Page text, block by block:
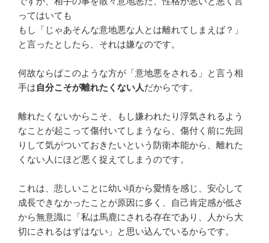
ってはいても
もし「じゃあそんな意地悪な人とは離れてしまえば？」
と言ったとしたら、それは嫌なのです。
何故ならばこのような方が「意地悪をされる」と言う相
手は自分こそが離れたくない人だからです。
離れたくないからこそ、もし嫌われたり浮気されるよう
なことが起こって傷付いてしまうなら、傷付く前に先回
りして気がついておきたいという防衛本能から、離れた
くない人にほど悪く捉えてしまうのです。
これは、悲しいことに幼い頃から愛情を感じ、安心して
成長できなかったことが原因に多く、自己肯定感が低さ
から無意識に「私は馬鹿にされる存在であり、人から大
切にされるはずはない」と思い込んでいるからです。